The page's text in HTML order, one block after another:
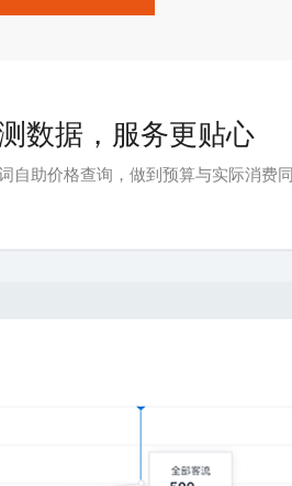
数据，服务更贴心
自助价格查询，做到预算与实际消费